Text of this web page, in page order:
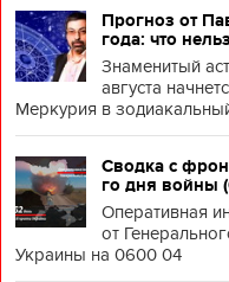
Прогноз от
года: что
Знаменитый
августа
Меркурия в
Сводка с
го дня войны
Оперативная
от
Украины на 0600 04